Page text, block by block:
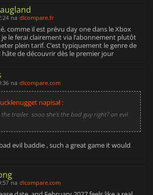
na dlcompare.fr
comme il est prévu day one dans le Xbox
je le ferai clairement via l’abonnement plutôt
plein tarif. C’est typiquement le genre de
hâte de découvrir dès le premier jour
na dlcompare.com
napisał :
trailer. sooo she's the bad guy right? an evil
evil baddie , such a great game it would
na dlcompare.com